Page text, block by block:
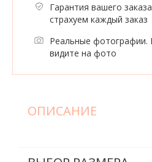
Гарантия вашего
страхуем каждый заказ
Реальные фотографии.
видите на фото
ОПИСАНИЕ